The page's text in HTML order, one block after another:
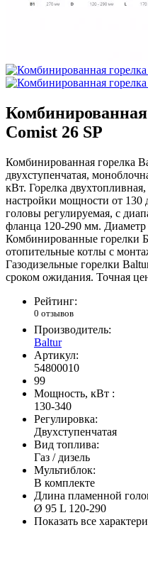
Comist 26 SP
Комбинированная горелка
двухступенчатая,
кВт. Горелка
настройки мощности от
головы регулируемая, с
фланца 120-290 мм.
Комбинированные горелки
отопительные котлы с
Газодизельные горелки
сроком ожидания. Точная
Рейтинг:
0 отзывов
Производитель:
Baltur
Артикул:
54800010
99
Мощность, кВт :
130-340
Регулировка:
Двухступенчатая
Вид топлива:
Газ / дизель
Мультиблок:
В комплекте
Длина пламенной
Ø 95 L 120-290
Показать все